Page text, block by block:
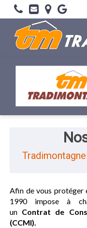
Afin de vous protéger
1990 impose à
un Contrat de
(CCMI).